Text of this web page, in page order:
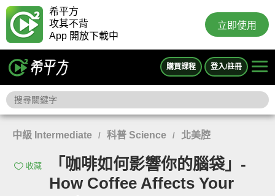
希平方
攻其不背
App 開放下載中
立即使用
購買課程 登入/註冊
中級 Intermediate / 科普 Science / 北美腔
收藏
「咖啡如何影響你的腦袋」-
How Coffee Affects Your